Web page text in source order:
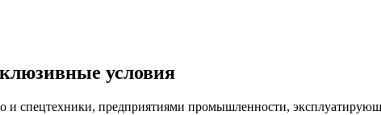
условия
и спецтехники, предприятиями промышленности,